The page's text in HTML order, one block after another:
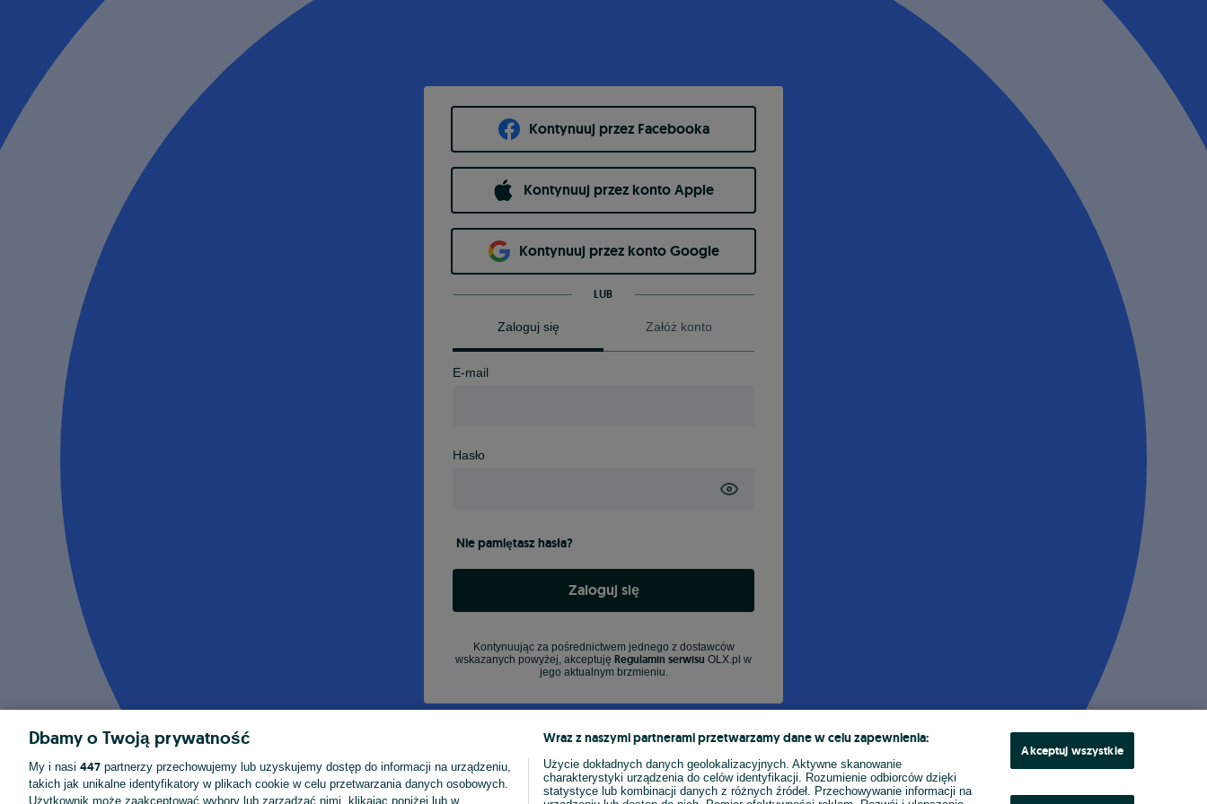
Kontynuuj przez Facebooka
Kontynuuj przez konto Apple
Kontynuuj przez konto Google
LUB
Zaloguj się Załóż konto
E-mail
Hasło
Nie pamiętasz hasła?
Zaloguj się
Kontynuując za pośrednictwem jednego z dostawców
wskazanych powyżej, akceptuję Regulamin serwisu OLX.pl w
jego aktualnym brzmieniu.
Dbamy o Twoją prywatność
My i nasi 447 partnerzy przechowujemy lub uzyskujemy dostęp do informacji na urządzeniu,
takich jak unikalne identyfikatory w plikach cookie w celu przetwarzania danych osobowych.
Użytkownik może zaakceptować wybory lub zarządzać nimi, klikając poniżej lub w
Wraz z naszymi partnerami przetwarzamy dane w celu zapewnienia:
Użycie dokładnych danych geolokalizacyjnych. Aktywne skanowanie
charakterystyki urządzenia do celów identyfikacji. Rozumienie odbiorców dzięki
statystyce lub kombinacji danych z różnych źródeł. Przechowywanie informacji na
Akceptuj wszystkie